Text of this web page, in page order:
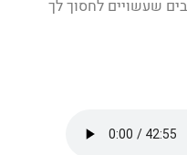
שעשויים לחסוך לך